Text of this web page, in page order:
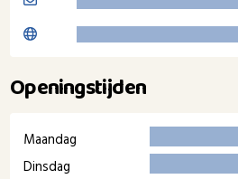
Openingstijden
Maandag
Dinsdag